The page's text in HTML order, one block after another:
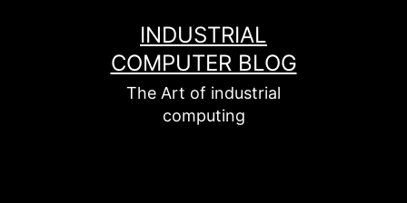
INDUSTRIAL
COMPUTER BLOG
The Art of industrial
computing